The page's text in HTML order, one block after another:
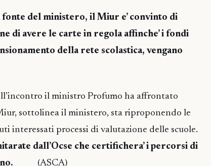
fonte del ministero, il Miur e’ convinto di
di avere le carte in regola affinche’ i fondi
della rete scolastica, vengano
il ministro Profumo ha affrontato
sottolinea il ministero, sta riproponendo le
interessati processi di valutazione delle scuole.
dall’Ocse che certifichera’ i percorsi di
(ASCA)